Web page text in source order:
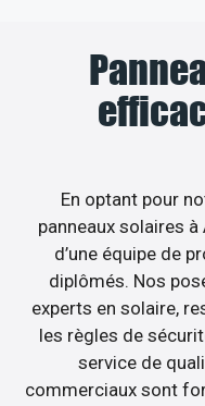
En optant pour
panneaux solaires
d’une équipe de
diplômés. Nos
experts en solaire,
les règles de
service de
commerciaux sont